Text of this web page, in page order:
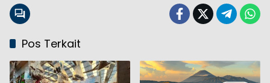
Pos Terkait